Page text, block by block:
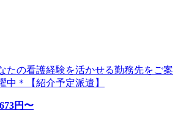
たの看護経験を活かせる勤務先をご案
＊【紹介予定派遣】
円〜